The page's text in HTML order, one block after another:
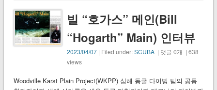
빌 “호가스” 메인(Bill
“Hogarth” Main) 인터뷰
2023/04/07 | Filed under:SCUBA | 댓글 0개 | 638
views
Woodville Karst Plain Project(WKPP) 심해 동굴 다이빙 팀의 공동